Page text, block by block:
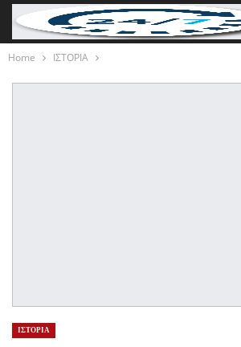
Home ΙΣΤΟΡΙΑ
ΙΣΤΟΡΙΑ